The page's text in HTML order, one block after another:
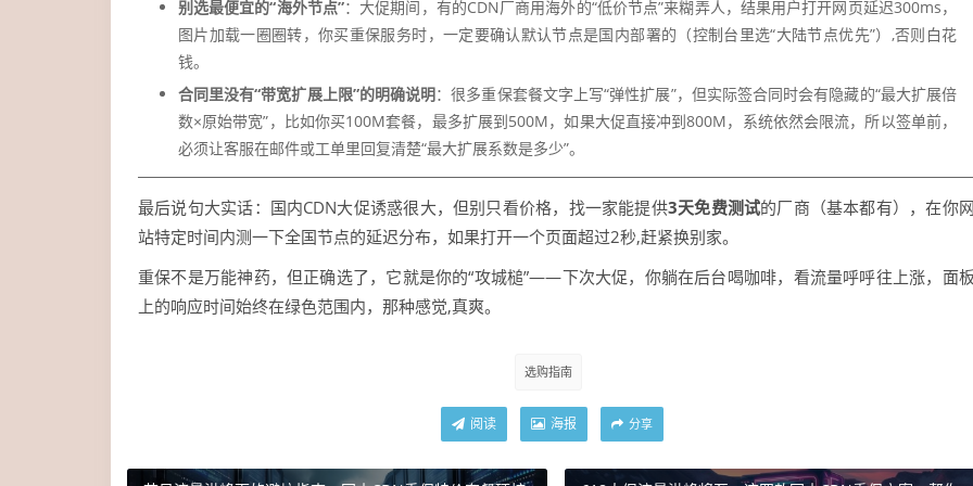
别选最便宜的“海外节点”：大促期间，有的CDN厂商用海外的“低价节点”来糊弄人，结果用户打开网页延迟300ms，
图片加载一圈圈转，你买重保服务时，一定要确认默认节点是国内部署的（控制台里选“大陆节点优先”）,否则白花
钱。
合同里没有“带宽扩展上限”的明确说明：很多重保套餐文字上写“弹性扩展”，但实际签合同时会有隐藏的“最大扩展倍
数×原始带宽”，比如你买100M套餐，最多扩展到500M，如果大促直接冲到800M，系统依然会限流，所以签单前，
必须让客服在邮件或工单里回复清楚“最大扩展系数是多少”。
最后说句大实话：国内CDN大促诱惑很大，但别只看价格，找一家能提供3天免费测试的厂商（基本都有），在你
站特定时间内测一下全国节点的延迟分布，如果打开一个页面超过2秒,赶紧换别家。
重保不是万能神药，但正确选了，它就是你的“攻城槌”——下次大促，你躺在后台喝咖啡，看流量呼呼往上涨，面
上的响应时间始终在绿色范围内，那种感觉,真爽。
选购指南
阅读 海报 分享